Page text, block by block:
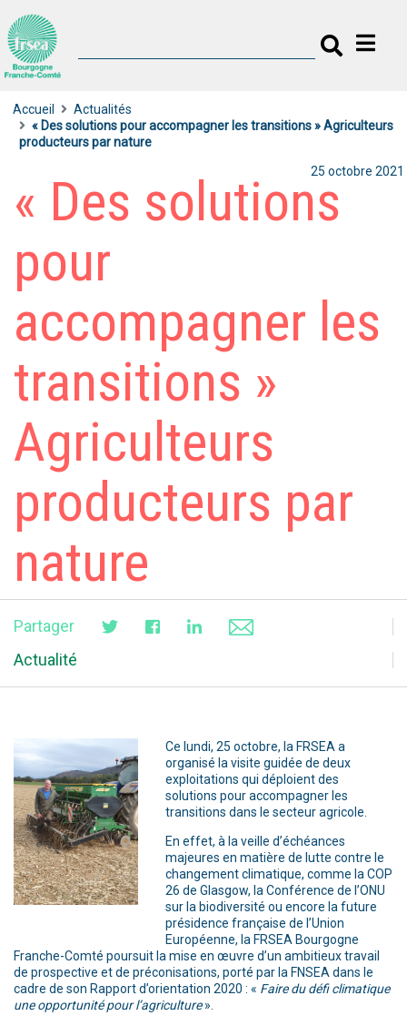
Accueil
Actualités
« Des solutions pour accompagner les transitions » Agriculteurs
producteurs par nature
« Des solutions
pour
accompagner les
transitions »
Agriculteurs
producteurs par
nature
25 octobre 2021
Partager
Actualité
Ce lundi, 25 octobre, la FRSEA a
organisé la visite guidée de deux
exploitations qui déploient des
solutions pour accompagner les
transitions dans le secteur agricole.
En effet, à la veille d’échéances
majeures en matière de lutte contre le
changement climatique, comme la COP
26 de Glasgow, la Conférence de l’ONU
sur la biodiversité ou encore la future
présidence française de l’Union
Européenne, la FRSEA Bourgogne
Franche-Comté poursuit la mise en œuvre d’un ambitieux travail
de prospective et de préconisations, porté par la FNSEA dans le
cadre de son Rapport d’orientation 2020 : « Faire du défi climatique
une opportunité pour l’agriculture».